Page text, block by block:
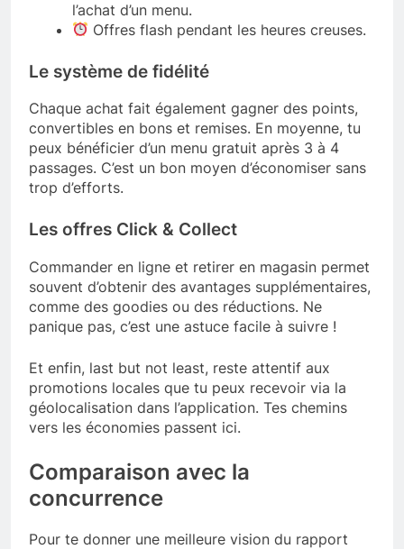
l’achat d’un menu.
Offres flash pendant les heures creuses.
Le système de fidélité
Chaque achat fait également gagner des points,
convertibles en bons et remises. En moyenne, tu
peux bénéficier d’un menu gratuit après 3 à 4
passages. C’est un bon moyen d’économiser sans
trop d’efforts.
Les offres Click & Collect
Commander en ligne et retirer en magasin permet
souvent d’obtenir des avantages supplémentaires,
comme des goodies ou des réductions. Ne
panique pas, c’est une astuce facile à suivre !
Et enfin, last but not least, reste attentif aux
promotions locales que tu peux recevoir via la
géolocalisation dans l’application. Tes chemins
vers les économies passent ici.
Comparaison avec la
concurrence
Pour te donner une meilleure vision du rapport